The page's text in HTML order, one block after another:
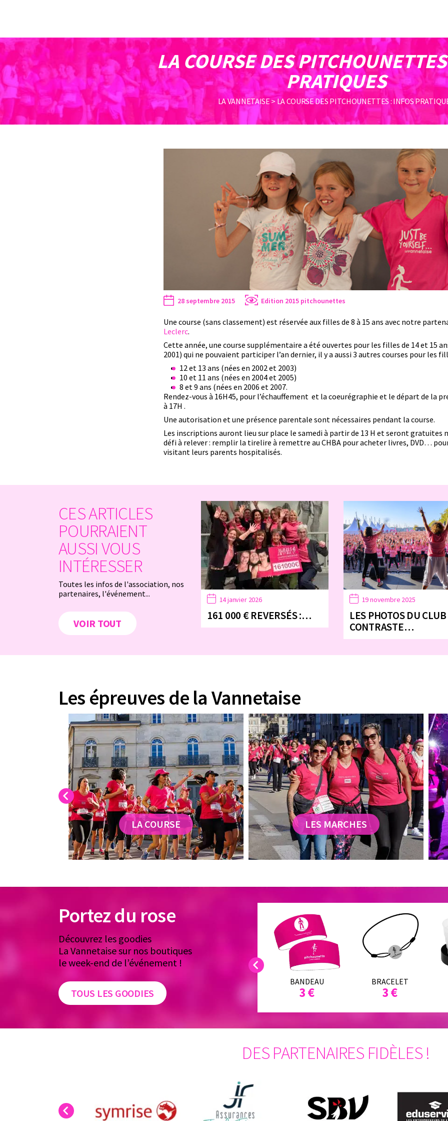
LA COURSE DES
PRATIQUES
LA VANNETAISE>LA COURSE DES PITCHOUNETTES : INFOS
28 septembre 2015 Edition 2015 pitchounettes
Une course (sans classement) est réservée aux filles de 8 à 15 ans avec notre
Leclerc.
Cette année, une course supplémentaire a été ouvertes pour les filles de 14 et 15
2001) qui ne pouvaient participer l’an dernier, il y a aussi 3 autres courses pour les
12 et 13 ans (nées en 2002 et 2003)
10 et 11 ans (nées en 2004 et 2005)
8 et 9 ans (nées en 2006 et 2007.
Rendez-vous à 16H45, pour l’échauffement et la coeurégraphie et le départ de la
à 17H .
Une autorisation et une présence parentale sont nécessaires pendant la course.
Les inscriptions auront lieu sur place le samedi à partir de 13 H et seront gratuites
défi à relever : remplir la tirelire à remettre au CHBA pour acheter livres, DVD…
visitant leurs parents hospitalisés.
CES ARTICLES
POURRAIENT
AUSSI VOUS
INTÉRESSER
Toutes les infos de l'association, nos
partenaires, l'événement...
VOIR TOUT
14 janvier 2026
161 000 € REVERSÉS :…
19 novembre 2025
LES PHOTOS DU CLUB
CONTRASTE…
Les épreuves de la Vannetaise
Previous
LA COURSE LES MARCHES
Portez du rose
Découvrez les goodies
La Vannetaise sur nos boutiques
le week-end de l’événement !
TOUS LES GOODIES
Previous
AIMANT
MAGNÉTIQUE
3 €
PETIT ET GRAND
BADGE
1 & 2 €
BANDEAU
3 €
BRACELET
3 €
DES PARTENAIRES FIDÈLES !
Previous